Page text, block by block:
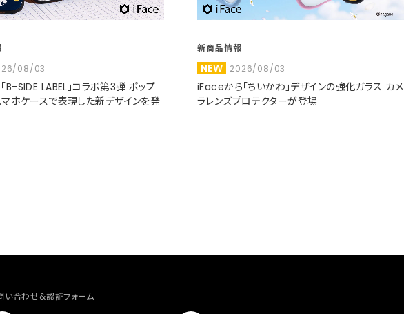
08/03
B-SIDE LABEL」コラボ第3弾 ポップ
マホケースで表現した新デザインを発
新商品情報
NEW 2026/08/03
iFaceから「ちいかわ」デザインの強化ガラス カメ
ラレンズプロテクターが登場
い合わせ&認証フォーム